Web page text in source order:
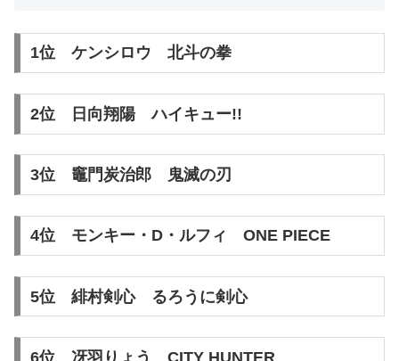
1位 ケンシロウ 北斗の拳
2位 日向翔陽 ハイキュー!!
3位 竈門炭治郎 鬼滅の刃
4位 モンキー・D・ルフィ ONE PIECE
5位 緋村剣心 るろうに剣心
6位 冴羽りょう CITY HUNTER